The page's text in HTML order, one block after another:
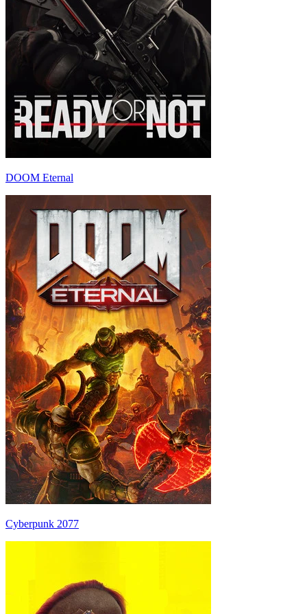
DOOM Eternal
Cyberpunk 2077